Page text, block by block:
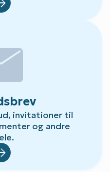
Default.aspx?Id=78
invitationer til
og andre
Default.aspx?Id=23